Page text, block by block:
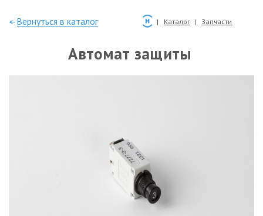
—Вернуться в каталог Каталог Запчасти
Автомат защиты